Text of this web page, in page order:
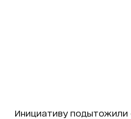
Инициативу подытожили